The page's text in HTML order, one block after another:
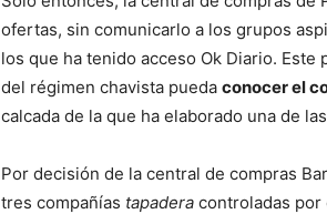
ofertas, sin comunicarlo a los grupos
los que ha tenido acceso Ok Diario.
del régimen chavista pueda conocer el
calcada de la que ha elaborado una de
Por decisión de la central de compras
tres compañías tapadera controladas por